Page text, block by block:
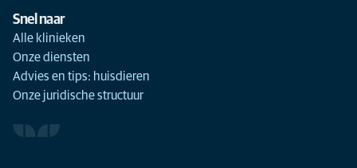
Snel naar
Alle klinieken
Onze diensten
Advies en tips: huisdieren
Onze juridische structuur